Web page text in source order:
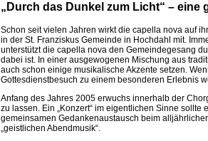
„Durch das Dunkel zum Licht“ – eine
Schon seit vielen Jahren wirkt die capella nova auf
in der St. Franziskus Gemeinde in Hochdahl mit.
unterstützt die capella nova den Gemeindegesang
dabei ist. In einer ausgewogenen Mischung aus
auch schon einige musikalische Akzente setzen.
Gottesdienstbesuch zu einem besonderen Erlebnis
Anfang des Jahres 2005 erwuchs innerhalb der
zu lassen. Ein „Konzert“ im eigentlichen Sinne
gemeinsamen Gedankenaustausch beim
„geistlichen Abendmusik“.